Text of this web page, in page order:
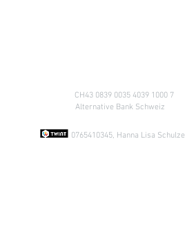
CH43 0839 0035 4039 1000 7
Alternative Bank Schweiz
0765410345, Hanna Lisa Schulze